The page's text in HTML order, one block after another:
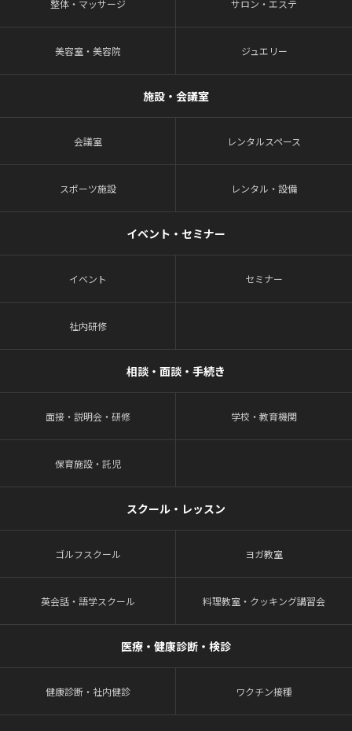
整体・マッサージ サロン・エステ
美容室・美容院 ジュエリー
施設・会議室
会議室 レンタルスペース
スポーツ施設 レンタル・設備
イベント・セミナー
イベント セミナー
社内研修
相談・面談・手続き
面接・説明会・研修 学校・教育機関
保育施設・託児
スクール・レッスン
ゴルフスクール ヨガ教室
英会話・語学スクール 料理教室・クッキング講習会
医療・健康診断・検診
健康診断・社内健診 ワクチン接種